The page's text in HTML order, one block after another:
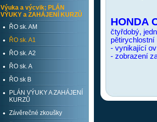
HONDA
čtyřdobý,
pětirychlostní
- vynikající
- zobrazení
Výuka a výcvik; PLÁN
VÝUKY a ZAHÁJENÍ KURZŮ
ŘO sk. AM
ŘO sk. A1
ŘO sk. A2
ŘO sk. A
ŘO sk B
PLÁN VÝUKY A ZAHÁJENÍ
KURZŮ
Závěrečné zkoušky